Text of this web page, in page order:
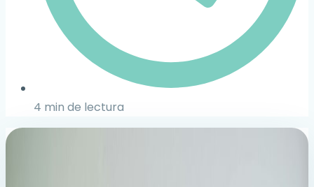
4 min de lectura